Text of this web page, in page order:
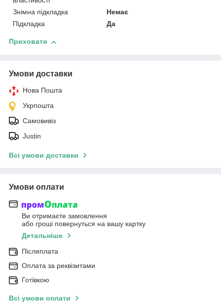
Знімна підкладка
Немає
Підкладка
Да
Приховати
Умови доставки
Нова Пошта
Укрпошта
Самовивіз
Justin
Всі умови доставки
Умови оплати
Ви отримаєте замовлення
або гроші повернуться на вашу картку
Детальніше
Післяплата
Оплата за реквізитами
Готівкою
Всі умови оплати